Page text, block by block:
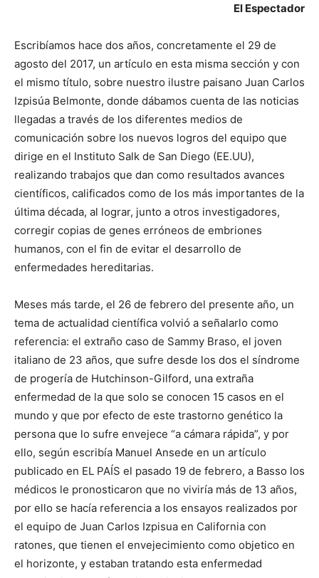
El Espectador
Escribíamos hace dos años, concretamente el 29 de
agosto del 2017, un artículo en esta misma sección y con
el mismo título, sobre nuestro ilustre paisano Juan Carlos
Izpisúa Belmonte, donde dábamos cuenta de las noticias
llegadas a través de los diferentes medios de
comunicación sobre los nuevos logros del equipo que
dirige en el Instituto Salk de San Diego (EE.UU),
realizando trabajos que dan como resultados avances
científicos, calificados como de los más importantes de la
última década, al lograr, junto a otros investigadores,
corregir copias de genes erróneos de embriones
humanos, con el fin de evitar el desarrollo de
enfermedades hereditarias.
Meses más tarde, el 26 de febrero del presente año, un
tema de actualidad científica volvió a señalarlo como
referencia: el extraño caso de Sammy Braso, el joven
italiano de 23 años, que sufre desde los dos el síndrome
de progería de Hutchinson-Gilford, una extraña
enfermedad de la que solo se conocen 15 casos en el
mundo y que por efecto de este trastorno genético la
persona que lo sufre envejece “a cámara rápida”, y por
ello, según escribía Manuel Ansede en un artículo
publicado en EL PAÍS el pasado 19 de febrero, a Basso los
médicos le pronosticaron que no viviría más de 13 años,
por ello se hacía referencia a los ensayos realizados por
el equipo de Juan Carlos Izpisua en California con
ratones, que tienen el envejecimiento como objetico en
el horizonte, y estaban tratando esta enfermedad